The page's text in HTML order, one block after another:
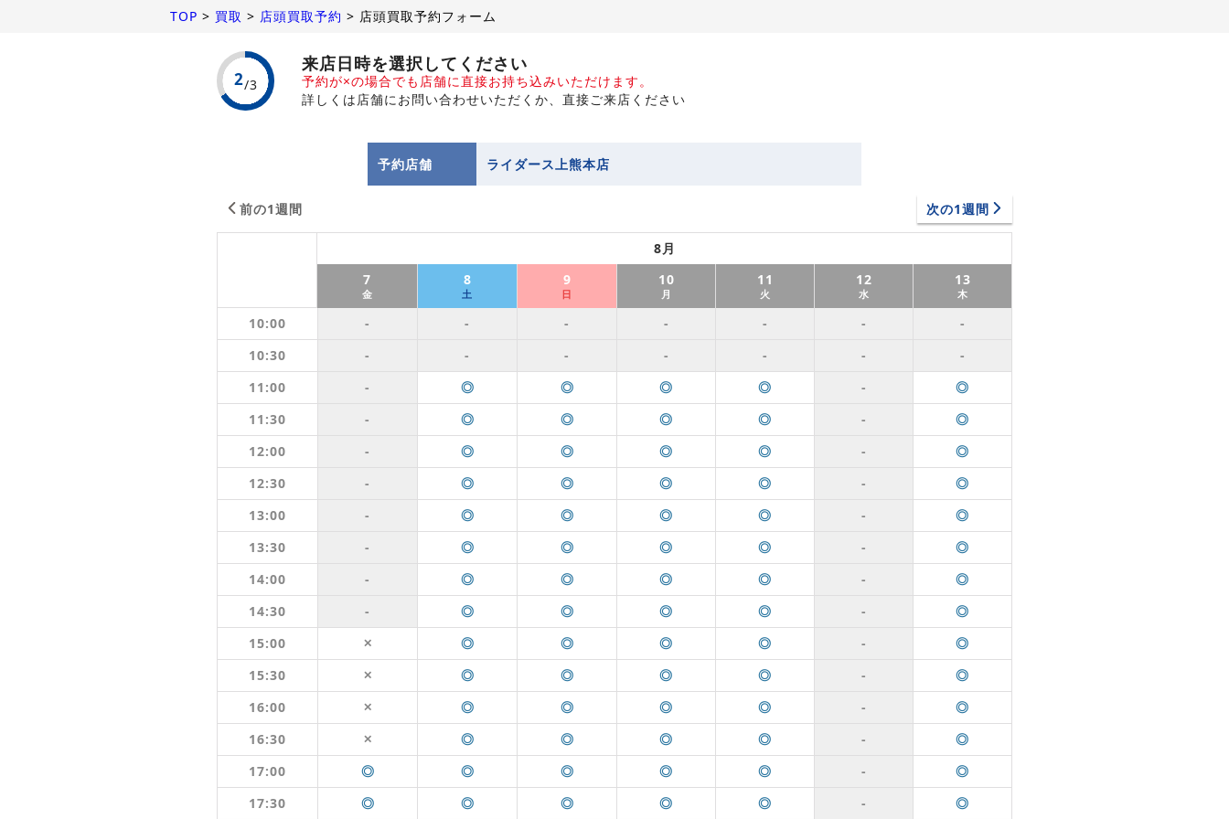
TOP > 買取 > 店頭買取予約 > 店頭買取予約フォーム
来店日時を選択してください
予約が×の場合でも店舗に直接お持ち込みいただけます。
詳しくは店舗にお問い合わせいただくか、直接ご来店ください
予約店舗 ライダース上熊本店
前の1週間 次の1週間
8月
7
金
8
土
9
日
10
月
11
火
12
水
13
木
10:00 - - - - - -
-
10:30
- - - - - -
-
11:00
- ◎ ◎ ◎ ◎ -
◎
11:30
- ◎ ◎ ◎ ◎ -
◎
12:00
- ◎ ◎ ◎ ◎ -
◎
12:30
- ◎ ◎ ◎ ◎ -
◎
13:00
- ◎ ◎ ◎ ◎ -
◎
13:30
- ◎ ◎ ◎ ◎ -
◎
14:00
- ◎ ◎ ◎ ◎ -
◎
14:30
- ◎ ◎ ◎ ◎ -
◎
15:00
✕ ◎ ◎ ◎ ◎ -
◎
15:30
✕ ◎ ◎ ◎ ◎ -
◎
16:00
✕ ◎ ◎ ◎ ◎ -
◎
16:30
✕ ◎ ◎ ◎ ◎ -
◎
17:00
◎ ◎ ◎ ◎ ◎ -
◎
17:30
◎ ◎ ◎ ◎ ◎ -
◎